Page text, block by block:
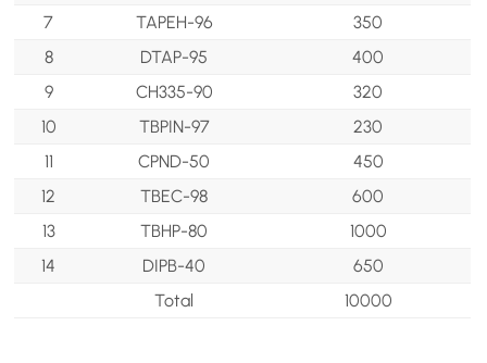
7
TAPEH-96
350
8
DTAP-95
400
9
CH335-90
320
10
TBPIN-97
230
11
CPND-50
450
12
TBEC-98
600
13
TBHP-80
1000
14
DIPB-40
650
Total
10000